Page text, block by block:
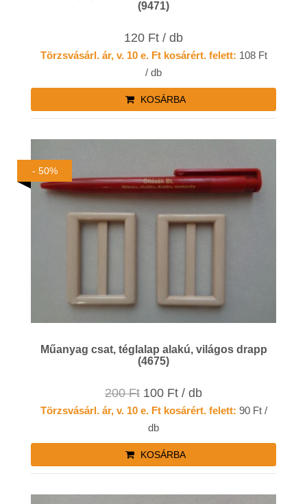
(9471)
120 Ft / db
Törzsvásárl. ár, v. 10 e. Ft kosárért. felett: 108 Ft
/ db
KOSÁRBA
Műanyag csat, téglalap alakú, világos drapp
(4675)
200 Ft 100 Ft / db
Törzsvásárl. ár, v. 10 e. Ft kosárért. felett: 90 Ft /
db
KOSÁRBA
- 50%